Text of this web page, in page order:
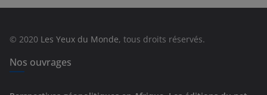
e
s
© 2020 Les Yeux du Monde, tous droits réservés.
Nos ouvrages